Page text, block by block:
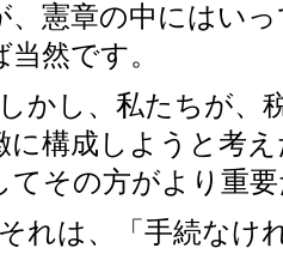
、憲章の中にはい
当然です。
しかし、私たちが、
に構成しようと考
てその方がより重
それは、「手続なけ